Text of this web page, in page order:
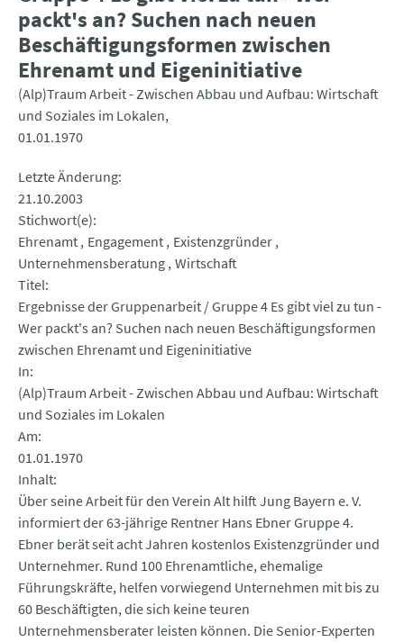
packt's an? Suchen nach neuen
Beschäftigungsformen zwischen
Ehrenamt und Eigeninitiative
(Alp)Traum Arbeit - Zwischen Abbau und Aufbau: Wirtschaft
und Soziales im Lokalen
01.01.1970
Letzte Änderung
21.10.2003
Stichwort(e)
Ehrenamt Engagement Existenzgründer
Unternehmensberatung Wirtschaft
Titel
Ergebnisse der Gruppenarbeit / Gruppe 4 Es gibt viel zu tun -
Wer packt's an? Suchen nach neuen Beschäftigungsformen
zwischen Ehrenamt und Eigeninitiative
In
(Alp)Traum Arbeit - Zwischen Abbau und Aufbau: Wirtschaft
und Soziales im Lokalen
Am
01.01.1970
Inhalt
Über seine Arbeit für den Verein Alt hilft Jung Bayern e. V.
informiert der 63-jährige Rentner Hans Ebner Gruppe 4.
Ebner berät seit acht Jahren kostenlos Existenzgründer und
Unternehmer. Rund 100 Ehrenamtliche, ehemalige
Führungskräfte, helfen vorwiegend Unternehmen mit bis zu
60 Beschäftigten, die sich keine teuren
Unternehmensberater leisten können. Die Senior-Experten